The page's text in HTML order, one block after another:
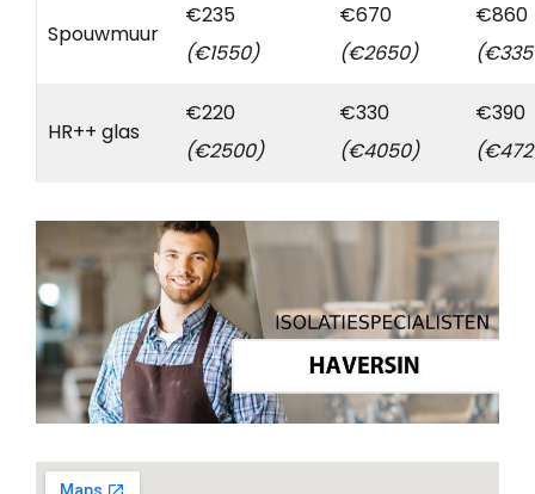
Spouwmuur
€235
(€1550)
€670
(€2650)
€860
HR++ glas
€220
(€2500)
€330
(€4050)
€390